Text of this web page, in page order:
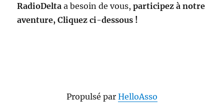
RadioDelta a besoin de vous,participez à notre
aventure, Cliquez ci-dessous !
Propulsé par HelloAsso